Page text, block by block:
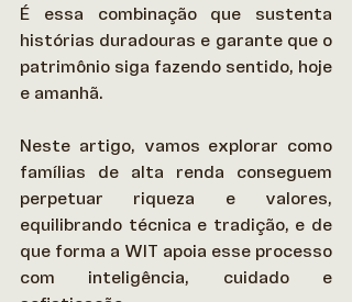
É essa combinação que sustenta
histórias duradouras e garante que o
patrimônio siga fazendo sentido, hoje
e amanhã.
Neste artigo, vamos explorar como
famílias de alta renda conseguem
perpetuar riqueza e valores,
equilibrando técnica e tradição, e de
que forma a WIT apoia esse processo
com inteligência, cuidado e